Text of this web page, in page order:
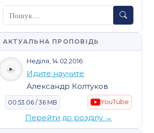
Пошук
АКТУАЛЬНА ПРОПОВІДЬ
Неділя, 14.02.2016
Идите научите
Александр Колтуков
00:53:06 / 36 MB YouTube
Перейти до розділу →